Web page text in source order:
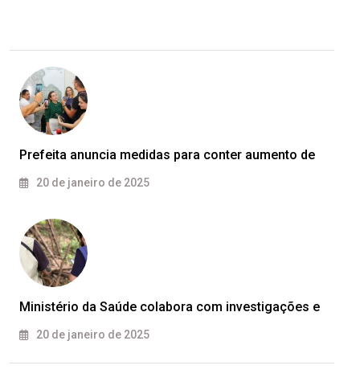
Prefeita anuncia medidas para conter aumento de
20 de janeiro de 2025
Ministério da Saúde colabora com investigações e
20 de janeiro de 2025